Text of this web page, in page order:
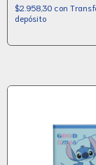
$2.958,30 con
depósito